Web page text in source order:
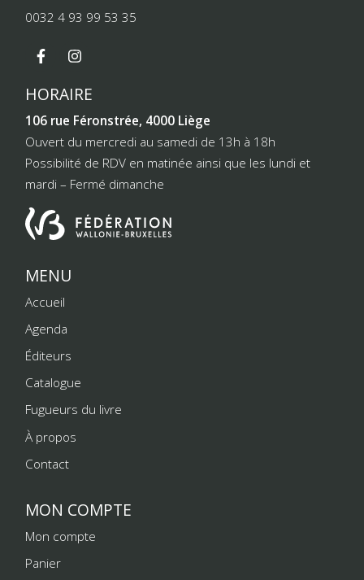
0032 4 93 99 53 35
HORAIRE
106 rue Féronstrée, 4000 Liège
Ouvert du mercredi au samedi de 13h à 18h
Possibilité de RDV en matinée ainsi que les lundi et
mardi – Fermé dimanche
MENU
Accueil
Agenda
Éditeurs
Catalogue
Fugueurs du livre
À propos
Contact
MON COMPTE
Mon compte
Panier